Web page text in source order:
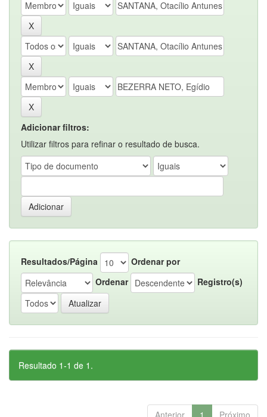
Adicionar filtros:
Utilizar filtros para refinar o resultado de busca.
Resultados/Página
Ordenar por
Ordenar
Registro(s)
Resultado 1-1 de 1.
Anterior 1 Próximo